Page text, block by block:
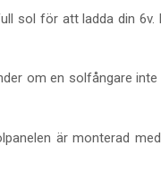
sol för att ladda din 6v.
om en solfångare
är monterad